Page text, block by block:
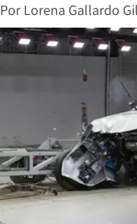
Por Lorena Gallardo Gil